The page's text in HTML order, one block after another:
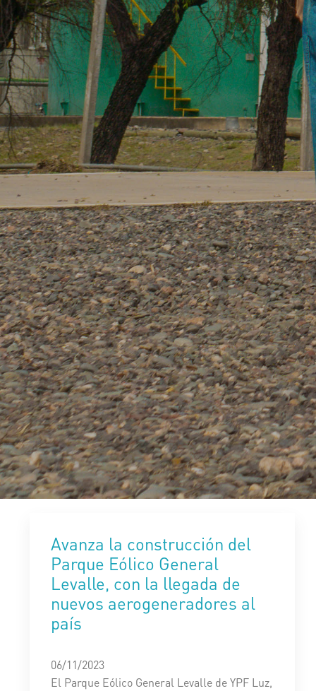
Avanza la construcción del
Parque Eólico General
Levalle, con la llegada de
nuevos aerogeneradores al
país
06/11/2023
El Parque Eólico General Levalle de YPF Luz,